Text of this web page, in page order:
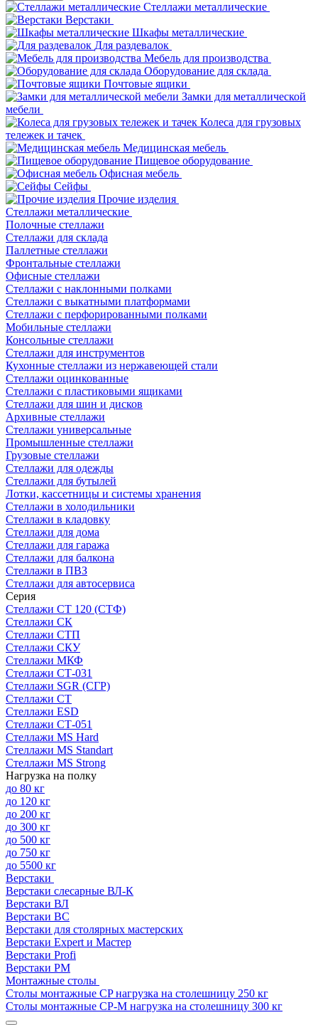
Стеллажи металлические
Верстаки
Шкафы металлические
Для раздевалок
Мебель для производства
Оборудование для склада
Почтовые ящики
Замки для металлической
мебели
Колеса для грузовых
тележек и тачек
Медицинская мебель
Пищевое оборудование
Офисная мебель
Сейфы
Прочие изделия
Стеллажи металлические
Полочные стеллажи
Стеллажи для склада
Паллетные стеллажи
Фронтальные стеллажи
Офисные стеллажи
Стеллажи с наклонными полками
Стеллажи с выкатными платформами
Стеллажи с перфорированными полками
Мобильные стеллажи
Консольные стеллажи
Стеллажи для инструментов
Кухонные стеллажи из нержавеющей стали
Стеллажи оцинкованные
Стеллажи с пластиковыми ящиками
Стеллажи для шин и дисков
Архивные стеллажи
Стеллажи универсальные
Промышленные стеллажи
Грузовые стеллажи
Стеллажи для одежды
Стеллажи для бутылей
Лотки, кассетницы и системы хранения
Стеллажи в холодильники
Стеллажи в кладовку
Стеллажи для дома
Стеллажи для гаража
Стеллажи для балкона
Стеллажи в ПВЗ
Стеллажи для автосервиса
Серия
Стеллажи СТ 120 (СТФ)
Стеллажи СК
Стеллажи СТП
Стеллажи СКУ
Стеллажи МКФ
Стеллажи СТ-031
Стеллажи SGR (СГР)
Стеллажи СТ
Стеллажи ESD
Стеллажи СТ-051
Стеллажи MS Hard
Стеллажи MS Standart
Стеллажи MS Strong
Нагрузка на полку
до 80 кг
до 120 кг
до 200 кг
до 300 кг
до 500 кг
до 750 кг
до 5500 кг
Верстаки
Верстаки слесарные ВЛ-К
Верстаки ВЛ
Верстаки ВС
Верстаки для столярных мастерских
Верстаки Expert и Мастер
Верстаки Profi
Верстаки РМ
Монтажные столы
Столы монтажные СP нагрузка на столешницу 250 кг
Столы монтажные СР-М нагрузка на столешницу 300 кг